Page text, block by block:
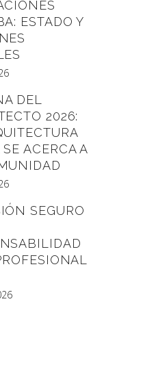
ESTADO Y
DEL
2026:
ACERCA A
SEGURO